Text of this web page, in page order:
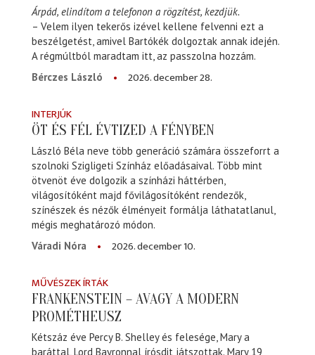
Árpád, elindítom a telefonon a rögzítést, kezdjük.
– Velem ilyen tekerős izével kellene felvenni ezt a
beszélgetést, amivel Bartókék dolgoztak annak idején.
A régmúltból maradtam itt, az passzolna hozzám.
Bérczes László
2026. december 28.
INTERJÚK
ÖT ÉS FÉL ÉVTIZED A FÉNYBEN
László Béla neve több generáció számára összeforrt a
szolnoki Szigligeti Színház előadásaival. Több mint
ötvenöt éve dolgozik a színházi háttérben,
világosítóként majd fővilágosítóként rendezők,
színészek és nézők élményeit formálja láthatatlanul,
mégis meghatározó módon.
Váradi Nóra
2026. december 10.
MŰVÉSZEK ÍRTÁK
FRANKENSTEIN – AVAGY A MODERN
PROMÉTHEUSZ
Kétszáz éve Percy B. Shelley és felesége, Mary a
baráttal, Lord Bayronnal írósdit játszottak. Mary 19